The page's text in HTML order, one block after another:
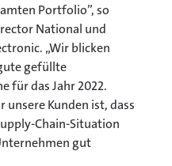
Portfolio”, so
National und
„Wir blicken
gefüllte
für das Jahr 2022.
Kunden ist, dass
Chain-Situation
gut